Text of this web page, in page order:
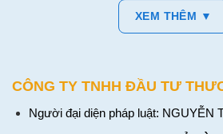
XEM THÊM ▼
CÔNG TY TNHH ĐẦU TƯ
Người đại diện pháp luật: NGUYỄN